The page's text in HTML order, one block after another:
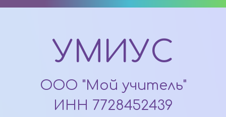
УМИУС
ООО "Мой учитель"
ИНН 7728452439